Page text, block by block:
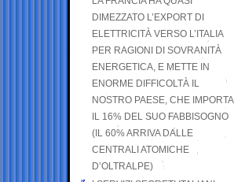
DIMEZZATO L’EXPORT DI
ELETTRICITÀ VERSO L’ITALIA
PER RAGIONI DI SOVRANITÀ
ENERGETICA, E METTE IN
ENORME DIFFICOLTÀ IL
NOSTRO PAESE, CHE IMPORTA
IL 16% DEL SUO FABBISOGNO
(IL 60% ARRIVA DALLE
CENTRALI ATOMICHE
D’OLTRALPE)